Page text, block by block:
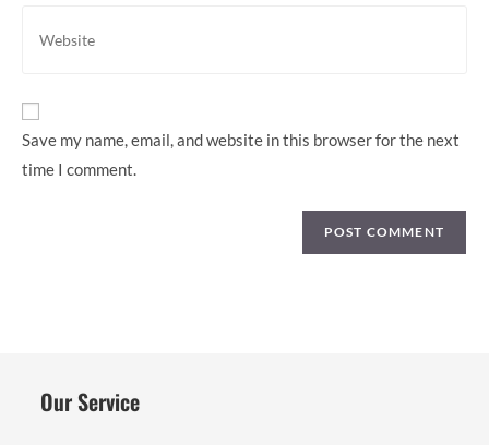
your
URL
Save my name, email, and website in this browser for the next
time I comment.
Our Service